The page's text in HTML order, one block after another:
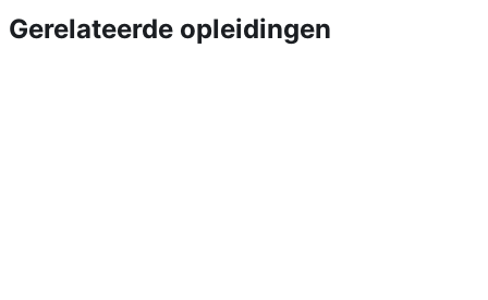
Gerelateerde opleidingen